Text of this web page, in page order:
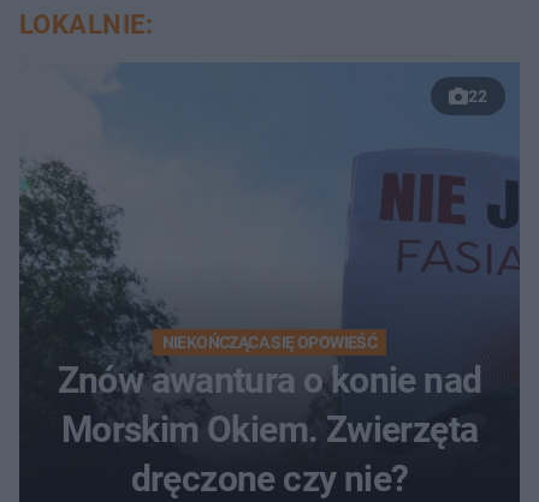
LOKALNIE:
22
NIEKOŃCZĄCA SIĘ OPOWIEŚĆ
Znów awantura o konie nad
Morskim Okiem. Zwierzęta
dręczone czy nie?